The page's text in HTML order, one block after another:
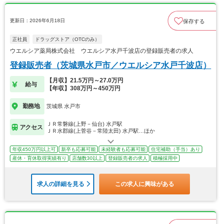
更新日：2026年6月18日 保存する
正社員 ドラッグストア（OTCのみ）
ウエルシア薬局株式会社 ウエルシア水戸千波店の登録販売者の求人
登録販売者（茨城県水戸市／ウエルシア水戸千波店）
給与
【月収】21.5万円～27.0万円
【年収】308万円～450万円
勤務地 茨城県 水戸市
アクセス
ＪＲ常磐線(上野－仙台) 水戸駅
ＪＲ水郡線(上菅谷－常陸太田) 水戸駅…ほか
年収450万円以上可 新卒も応募可能 未経験者も応募可能
住宅補助（手当）あり
産休・育休取得実績有り
店舗数30以上 登録販売者の求人 積極採用中
求人の詳細を見る この求人に興味がある